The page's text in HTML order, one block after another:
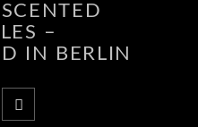
–
IN BERLIN